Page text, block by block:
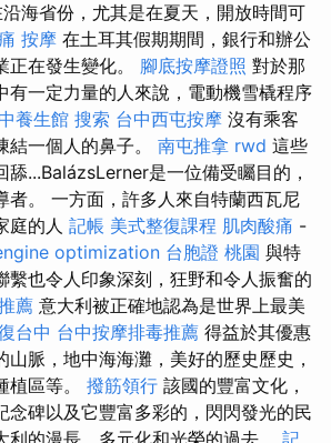
海省份，尤其是在夏天，開放時間可
按摩 在土耳其假期期間，銀行和辦公
正在發生變化。 腳底按摩證照 對於那
有一定力量的人來說，電動機雪橇程序
養生館 搜索 台中西屯按摩 沒有乘客
結一個人的鼻子。 南屯推拿 rwd 這些
舔...BalázsLerner是一位備受矚目的，
者。 一方面，許多人來自特蘭西瓦尼
庭的人 記帳 美式整復課程 肌肉酸痛 -
optimization 台胞證 桃園 與特
繫也令人印象深刻，狂野和令人振奮的
薦 意大利被正確地認為是世界上最美
台中 台中按摩排毒推薦 得益於其優惠
山脈，地中海海灘，美好的歷史歷史，
植區等。 撥筋領行 該國的豐富文化，
念碑以及它豐富多彩的，閃閃發光的民
利的漫長，多元化和光榮的過去。 記